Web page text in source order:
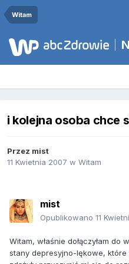
Witam
i kolejna osoba chce
Przez mist
11 Kwietnia 2007 w Witam
mist
Opublikowano 11
Witam, właśnie dołączyłam do
stany depresyjno-lękowe, które